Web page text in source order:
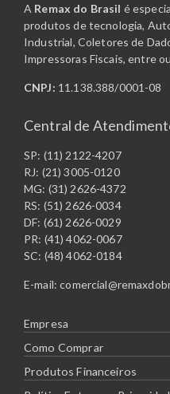
A Remax do Brasil é
produtos de tecnologia,
Industrial, Coletores de
Impressoras Fiscais, entre
CNPJ: 11.138.388/0001-08
Central de
SP: (11) 2122-4207
RJ: (21) 3005-0120
MG: (31) 2626-4372
RS: (51) 2626-0034
DF: (61) 2626-0029
PR: (41) 4062-0067
SC: (48) 4062-0184
E-mail:
Empresa
Como Comprar
Produtos Financeiros